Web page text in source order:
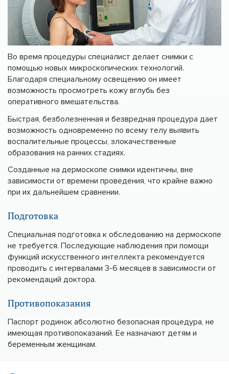
Во время процедуры специалист делает снимки с
помощью новых микроскопических технологий.
Благодаря специальному освещению он имеет
возможность просмотреть кожу вглубь без
оперативного вмешательства.
Быстрая, безболезненная и безвредная процедура дает
возможность одновременно по всему телу выявить
воспалительные процессы, злокачественные
образования на ранних стадиях.
Созданные на дермоскопе снимки идентичны, вне
зависимости от времени проведения, что крайне важно
при их дальнейшем сравнении.
Подготовка
Специальная подготовка к обследованию на дермоскопе
не требуется. Последующие наблюдения при помощи
функций искусственного интеллекта рекомендуется
проводить с интервалами 3-6 месяцев в зависимости от
рекомендаций доктора.
Противопоказания
Паспорт родинок абсолютно безопасная процедура, не
имеющая противопоказаний. Ее назначают детям и
беременным женщинам.